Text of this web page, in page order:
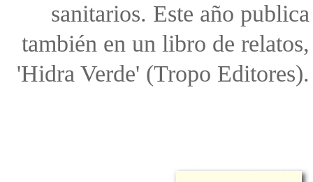
sanitarios. Este año publica
también en un libro de relatos,
'Hidra Verde' (Tropo Editores).